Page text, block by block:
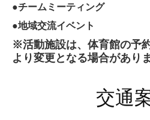
●チームミーティング
●地域交流イベント
※活動施設は、体育館の予
より変更となる場合がありま
交通